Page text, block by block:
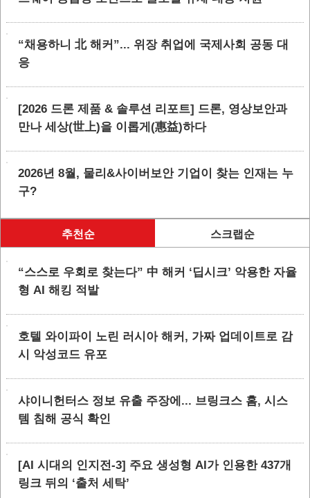
“채용하니 北 해커”... 위장 취업에 국제사회 공동 대
응
[2026 드론 제품 & 솔루션 리포트] 드론, 영상보안과
만나 세상(世上)을 이롭게(惠益)하다
2026년 8월, 물리&사이버보안 기업이 찾는 인재는 누
구?
추천순 스크랩순
“스스로 우회로 찾는다” 中 해커 ‘딥시크’ 악용한 자율
형 AI 해킹 적발
호텔 와이파이 노린 러시아 해커, 가짜 업데이트로 감
시 악성코드 유포
샤이니헌터스 정보 유출 주장에... 브링크스 홈, 시스
템 침해 공식 확인
[AI 시대의 인지전-3] 주요 생성형 AI가 인용한 437개
링크 뒤의 ‘출처 세탁’